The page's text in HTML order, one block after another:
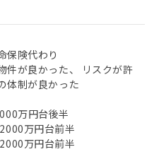
保険代わり
件が良かった、 リスクが許
体制が良かった
万円台後半
万円台前半
万円台前半